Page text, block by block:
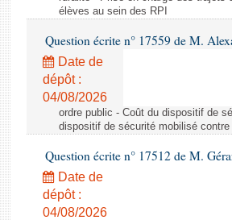
élèves au sein des RPI
Question écrite n° 17559 de M.
Date de
dépôt :
04/08/2026
ordre public - Coût du dispositif de
dispositif de sécurité mobilisé
Question écrite n° 17512 de M.
Date de
dépôt :
04/08/2026